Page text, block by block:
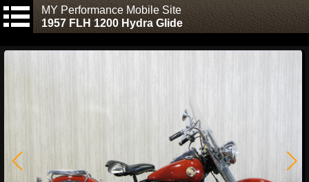
MY Performance Mobile Site
1957 FLH 1200 Hydra Glide